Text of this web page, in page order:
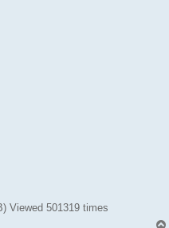
Viewed 501319 times